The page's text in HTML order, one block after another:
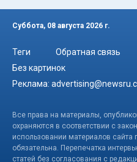
Суббота, 08 августа 2026 г.
Теги Обратная связь
Без картинок
Реклама:
Все права на материалы,
охраняются в соответствии с
использовании материалов сайта
обязательна. Перепечатка
статей без согласования с